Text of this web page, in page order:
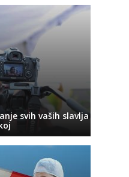
svih vaših slavlja